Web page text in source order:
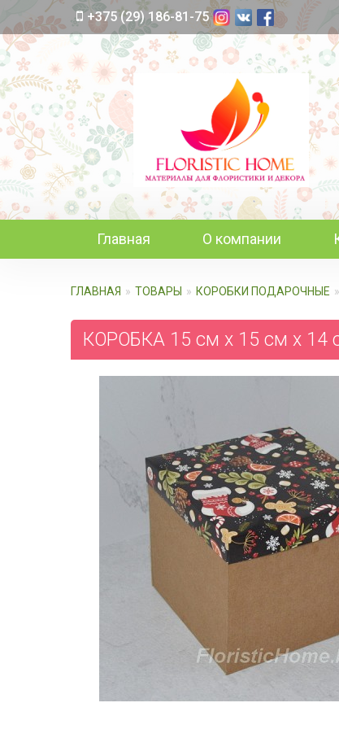
+375 (29) 186-81-75
Главная О компании
ГЛАВНАЯ ТОВАРЫ КОРОБКИ ПОДАРОЧНЫЕ
КОРОБКА 15 см х 15 см х 14